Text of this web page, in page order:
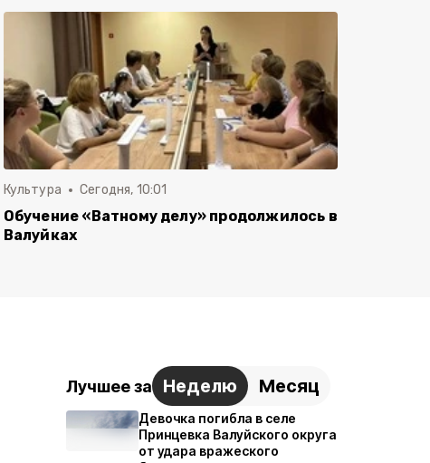
Культура Сегодня, 10:01
Обучение «Ватному делу» продолжилось в
Валуйках
Лучшее за Неделю Месяц
Девочка погибла в селе
Принцевка Валуйского округа
от удара вражеского